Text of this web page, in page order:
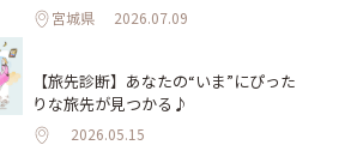
宮城県 2026.07.09
【旅先診断】あなたの“いま”にぴった
りな旅先が見つかる♪
2026.05.15